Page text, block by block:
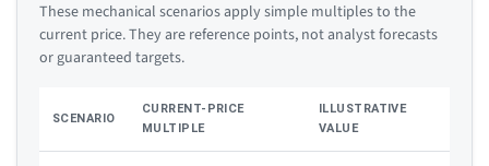
These mechanical scenarios apply simple multiples to the
current price. They are reference points, not analyst forecasts
or guaranteed targets.
SCENARIO
CURRENT-PRICE
MULTIPLE
ILLUSTRATIVE
VALUE